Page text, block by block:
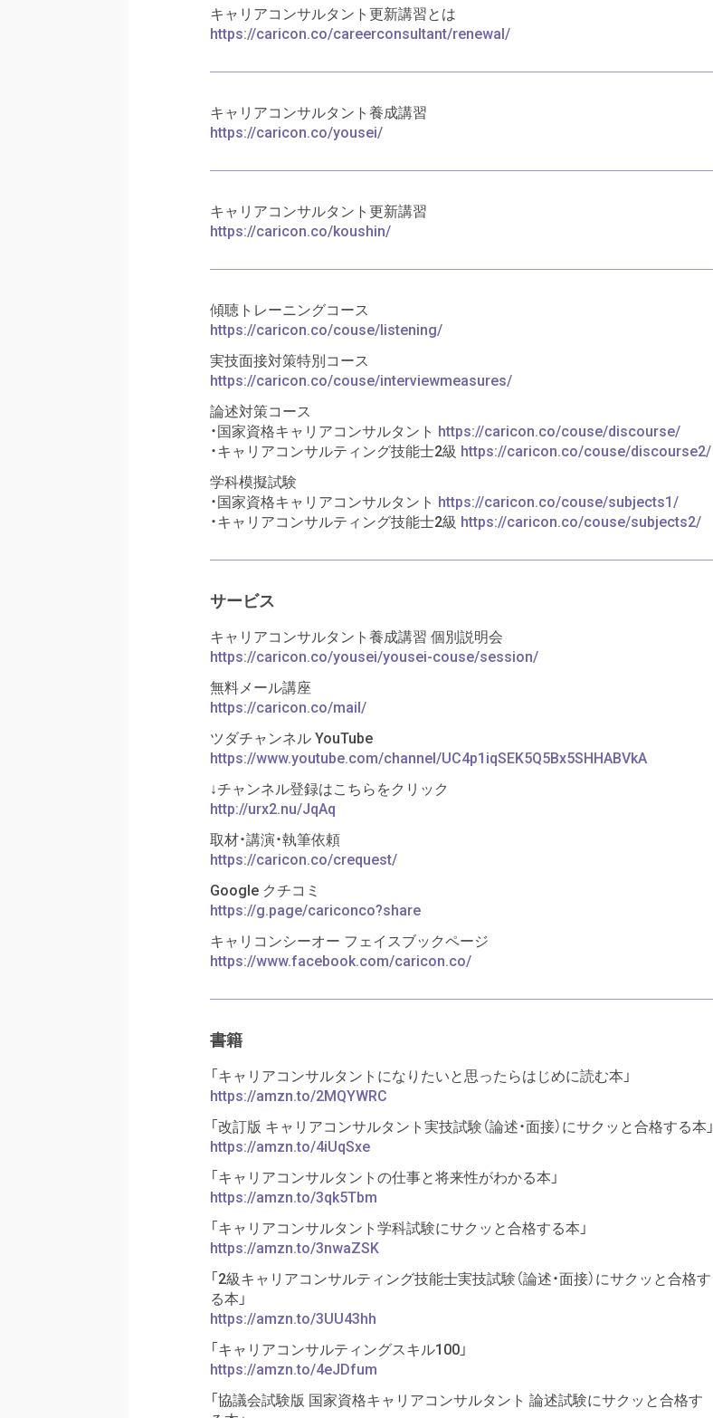
キャリアコンサルタント更新講習とは
https://caricon.co/careerconsultant/renewal/
キャリアコンサルタント養成講習
https://caricon.co/yousei/
キャリアコンサルタント更新講習
https://caricon.co/koushin/
傾聴トレーニングコース
https://caricon.co/couse/listening/
実技面接対策特別コース
https://caricon.co/couse/interviewmeasures/
論述対策コース
・国家資格キャリアコンサルタント https://caricon.co/couse/discourse/
・キャリアコンサルティング技能士2級 https://caricon.co/couse/discourse2/
学科模擬試験
・国家資格キャリアコンサルタント https://caricon.co/couse/subjects1/
・キャリアコンサルティング技能士2級 https://caricon.co/couse/subjects2/
サービス
キャリアコンサルタント養成講習 個別説明会
https://caricon.co/yousei/yousei-couse/session/
無料メール講座
https://caricon.co/mail/
ツダチャンネル YouTube
https://www.youtube.com/channel/UC4p1iqSEK5Q5Bx5SHHABVkA
↓チャンネル登録はこちらをクリック
http://urx2.nu/JqAq
取材・講演・執筆依頼
https://caricon.co/crequest/
Google クチコミ
https://g.page/cariconco?share
キャリコンシーオー フェイスブックページ
https://www.facebook.com/caricon.co/
書籍
「キャリアコンサルタントになりたいと思ったらはじめに読む本」
https://amzn.to/2MQYWRC
「改訂版 キャリアコンサルタント実技試験（論述・面接）にサクッと合格する本」
https://amzn.to/4iUqSxe
「キャリアコンサルタントの仕事と将来性がわかる本」
https://amzn.to/3qk5Tbm
「キャリアコンサルタント学科試験にサクッと合格する本」
https://amzn.to/3nwaZSK
「2級キャリアコンサルティング技能士実技試験（論述・面接）にサクッと合格す
る本」
https://amzn.to/3UU43hh
「キャリアコンサルティングスキル100」
https://amzn.to/4eJDfum
「協議会試験版 国家資格キャリアコンサルタント 論述試験にサクッと合格す